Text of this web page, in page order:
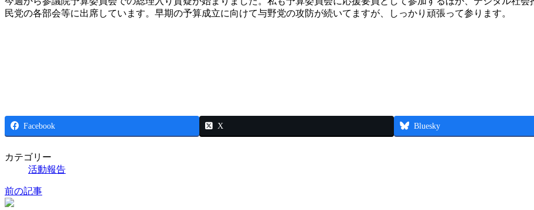
更
新
民党の各部会等に出席しています。早期の予算成立に向けて与野党の攻防が続いてますが、しっかり頑張って参ります。
Facebook X Bluesky
カテゴリー
活動報告
前の記事